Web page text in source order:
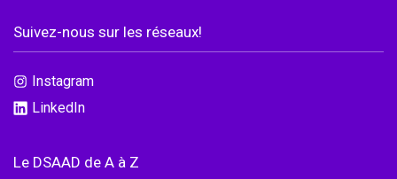
LinkedIn
Suivez-nous sur les réseaux!
Instagram
LinkedIn
Le DSAAD de A à Z